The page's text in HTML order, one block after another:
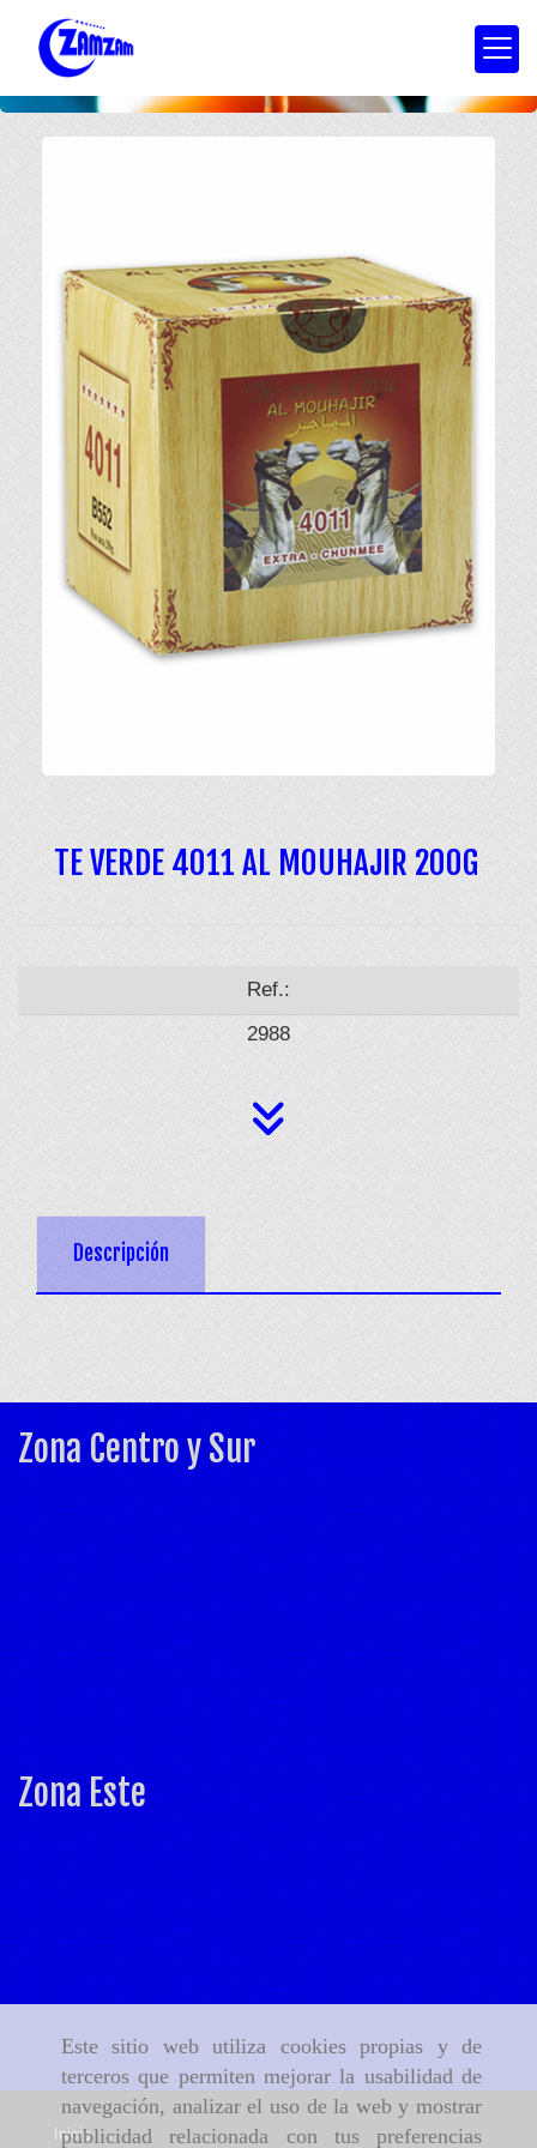
Este sitio web utiliza cookies propias y de
terceros que permiten mejorar la usabilidad de
navegación, analizar el uso de la web y mostrar
publicidad relacionada con tus preferencias
TE VERDE 4011 AL MOUHAJIR 200G
Ref.:
2988
Descripción
Zona Centro y Sur
Zona Este
Inicio